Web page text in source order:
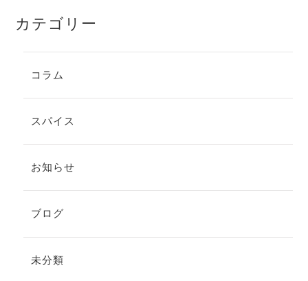
カテゴリー
コラム
スパイス
お知らせ
ブログ
未分類